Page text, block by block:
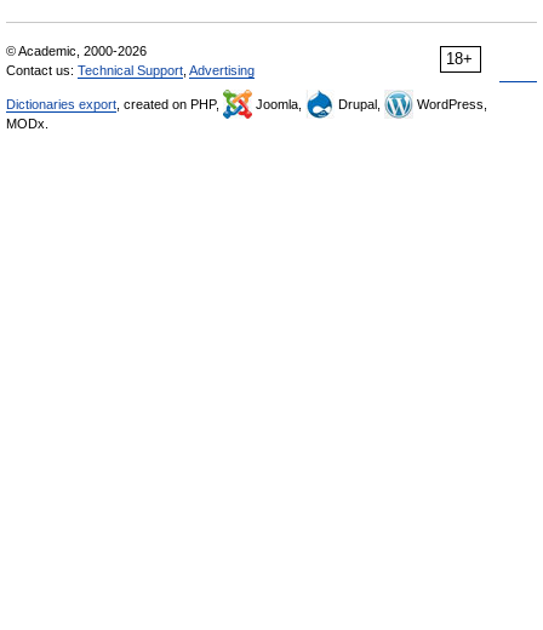
18+
© Academic, 2000-2026
Contact us: Technical Support Advertising
Dictionaries export , created on PHP, Joomla, Drupal,
WordPress,
MODx.